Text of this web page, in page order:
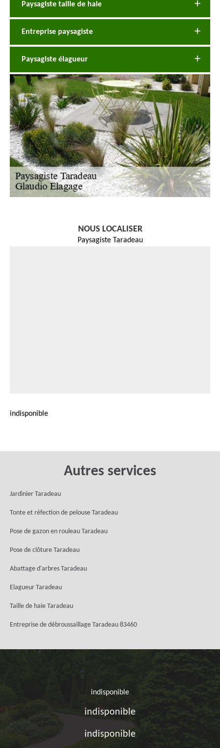
Paysagiste taille de haie
Entreprise paysagiste
Paysagiste élagueur
NOUS LOCALISER
Paysagiste Taradeau
indisponible
Autres services
Jardinier Taradeau
Tonte et réfection de pelouse Taradeau
Pose de gazon en rouleau Taradeau
Pose de clôture Taradeau
Abattage d'arbres Taradeau
Elagueur Taradeau
Taille de haie Taradeau
Entreprise de débroussaillage Taradeau 83460
indisponible
indisponible
indisponible